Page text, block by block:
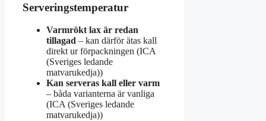
Serveringstemperatur
Varmrökt lax är redan
tillagad – kan därför ätas kall
direkt ur förpackningen (ICA
(Sveriges ledande
matvarukedja))
Kan serveras kall eller varm
– båda varianterna är vanliga
(ICA (Sveriges ledande
matvarukedja))